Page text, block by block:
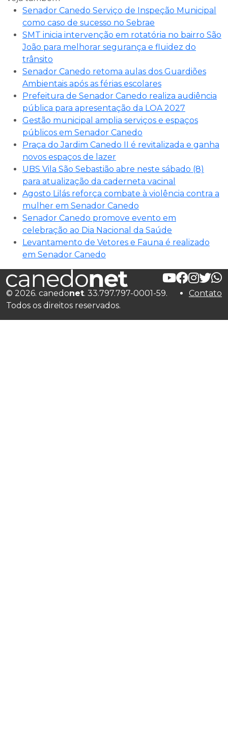
Senador Canedo Serviço de Inspeção Municipal
como caso de sucesso no Sebrae
SMT inicia intervenção em rotatória no bairro São
João para melhorar segurança e fluidez do
trânsito
Senador Canedo retoma aulas dos Guardiões
Ambientais após as férias escolares
Prefeitura de Senador Canedo realiza audiência
pública para apresentação da LOA 2027
Gestão municipal amplia serviços e espaços
públicos em Senador Canedo
Praça do Jardim Canedo II é revitalizada e ganha
novos espaços de lazer
UBS Vila São Sebastião abre neste sábado (8)
para atualização da caderneta vacinal
Agosto Lilás reforça combate à violência contra a
mulher em Senador Canedo
Senador Canedo promove evento em
celebração ao Dia Nacional da Saúde
Levantamento de Vetores e Fauna é realizado
em Senador Canedo
© 2026. canedonet. 33.797.797-0001-59.
Todos os direitos reservados.
Contato